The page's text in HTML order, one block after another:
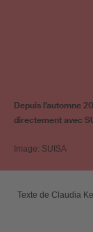
Depuis l’automne
directement avec
Image: SUISA
Texte de Claudia